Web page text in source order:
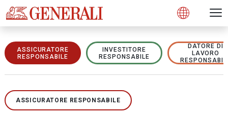
Open
ASSICURATORE
RESPONSABILE
INVESTITORE
RESPONSABILE
DATORE DI
LAVORO
ASSICURATORE RESPONSABILE